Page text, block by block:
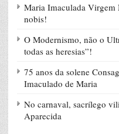
Maria Imaculada Virgem
nobis!
O Modernismo, não o
todas as heresias”!
75 anos da solene
Imaculado de Maria
No carnaval, sacrílego
Aparecida